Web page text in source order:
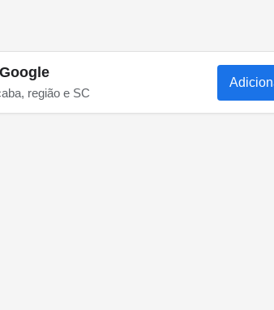
região e SC